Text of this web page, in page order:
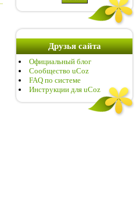
Друзья сайта
Официальный блог
Сообщество uCoz
FAQ по системе
Инструкции для uCoz